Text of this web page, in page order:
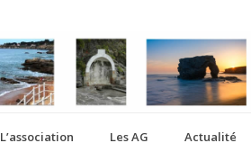
L’association Les AG Actualité